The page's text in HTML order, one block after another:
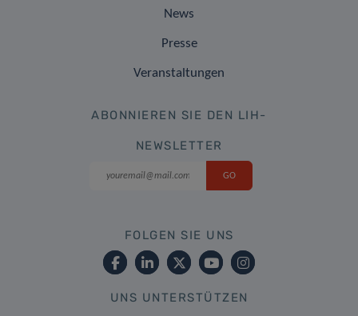
News
Presse
Veranstaltungen
ABONNIEREN SIE DEN LIH-
NEWSLETTER
FOLGEN SIE UNS
UNS UNTERSTÜTZEN